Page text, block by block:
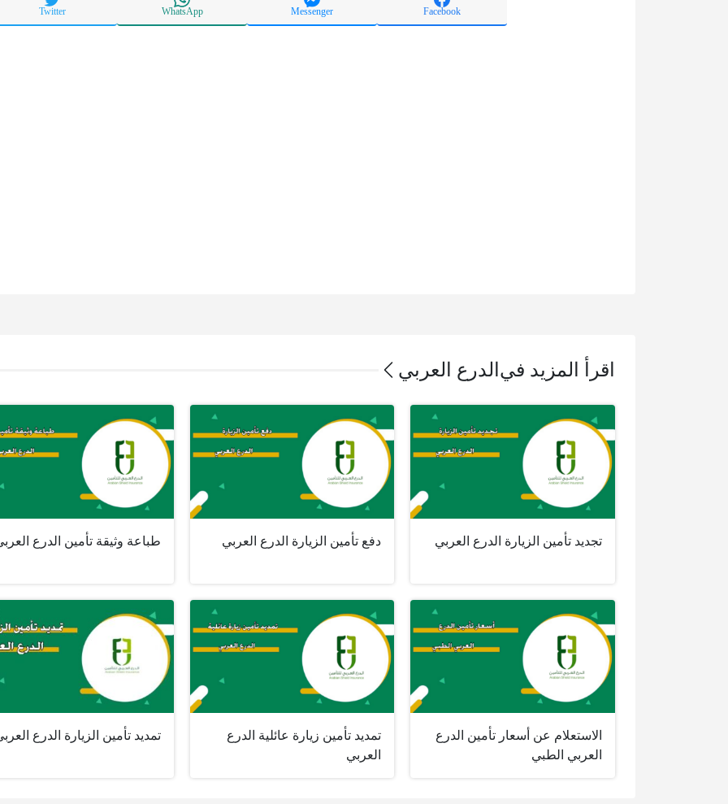
Facebook
Messenger
WhatsApp
Twitter
اقرأ المزيد في الدرع العربي
تجديد تأمين الزيارة الدرع العربي دفع تأمين الزيارة الدرع العربي طباعة وثيقة تأمين الدرع
الاستعلام عن أسعار تأمين الدرع
العربي الطبي
تمديد تأمين زيارة عائلية الدرع
العربي
تمديد تأمين الزيارة الدرع